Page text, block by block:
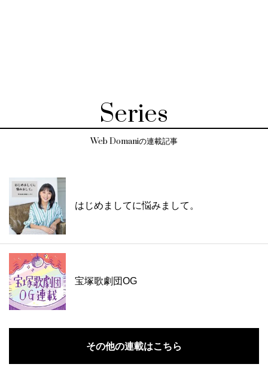
Series
Web Domaniの連載記事
はじめましてに悩みまして。
宝塚歌劇団OG
その他の連載はこちら